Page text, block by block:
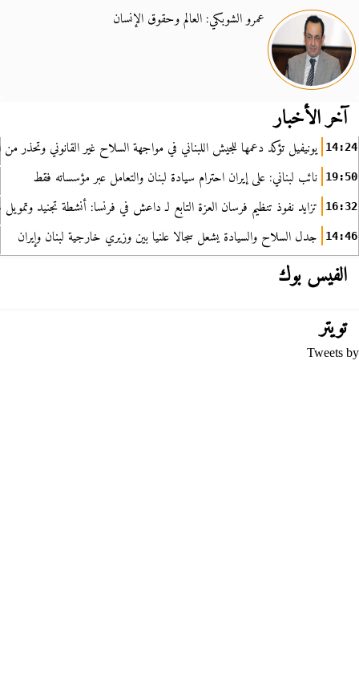
عمرو الشوبكي: العالم وحقوق الإنسان
آخر الأخبار
14:24 يونيفيل تؤكد دعمها للجيش اللبناني في مواجهة السلاح غير القانوني وتحذر من
19:50 نائب لبناني: على إيران احترام سيادة لبنان والتعامل عبر مؤسساته فقط
16:32 تزايد نفوذ تنظيم فرسان العزة التابع لـ داعش في فرنسا: أنشطة تجنيد
14:46 جدل السلاح والسيادة يشعل سجالا علنيا بين وزيري خارجية لبنان وإيران
الفيس بوك
تويتر
Tweets by